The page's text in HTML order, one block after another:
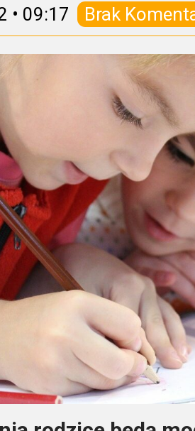
• 09:17 Brak